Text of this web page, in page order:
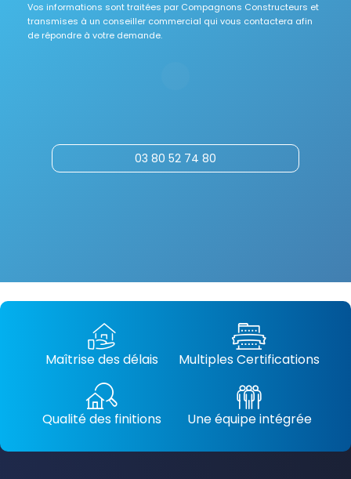
Vos informations sont traitées par Compagnons Constructeurs et
transmises à un conseiller commercial qui vous contactera afin
de répondre à votre demande.
03 80 52 74 80
Maîtrise des délais Multiples Certifications
Qualité des finitions Une équipe intégrée